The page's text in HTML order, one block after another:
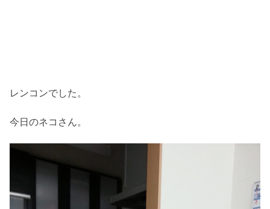
レンコンでした。
今日のネコさん。